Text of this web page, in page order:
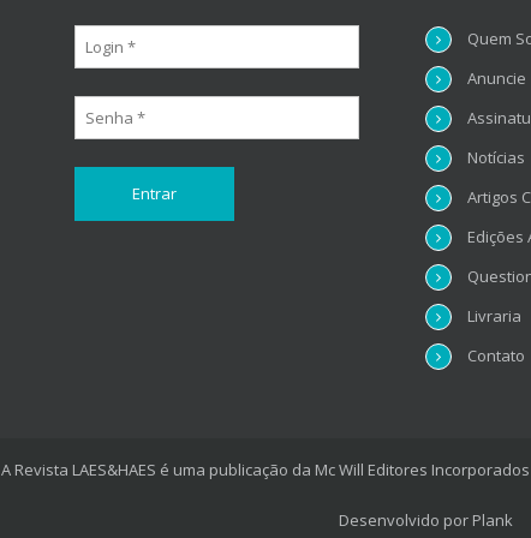
Quem
Anuncie
Notícias
Artigos
Edições
Livraria
Contato
A Revista LAES&HAES é uma publicação da Mc Will Editores
Desenvolvido por Plank